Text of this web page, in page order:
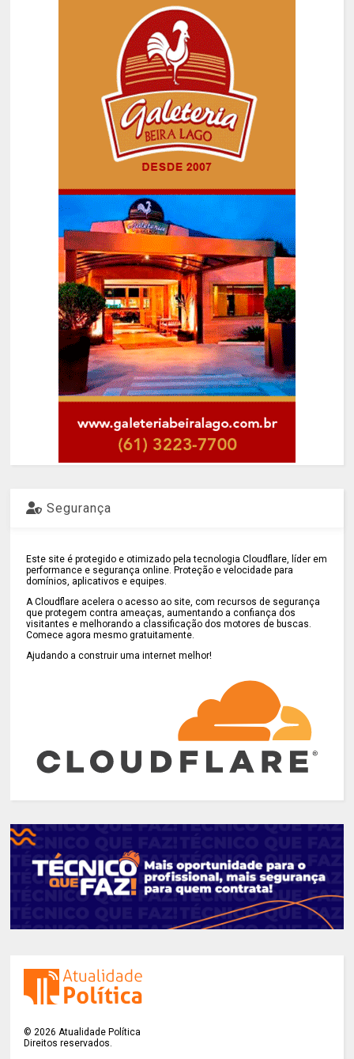
Segurança
Este site é protegido e otimizado pela tecnologia Cloudflare, líder em
performance e segurança online. Proteção e velocidade para
domínios, aplicativos e equipes.
A Cloudflare acelera o acesso ao site, com recursos de segurança
que protegem contra ameaças, aumentando a confiança dos
visitantes e melhorando a classificação dos motores de buscas.
Comece agora mesmo gratuitamente.
Ajudando a construir uma internet melhor!
© 2026 Atualidade Política
Direitos reservados.